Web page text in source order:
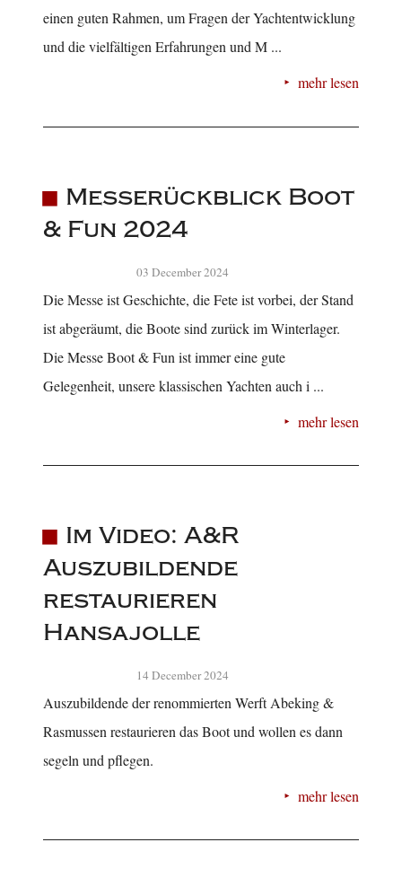
einen guten Rahmen, um Fragen der Yachtentwicklung
und die vielfältigen Erfahrungen und M ...
mehr lesen
Messerückblick Boot
& Fun 2024
03 December 2024
Die Messe ist Geschichte, die Fete ist vorbei, der Stand
ist abgeräumt, die Boote sind zurück im Winterlager.
Die Messe Boot & Fun ist immer eine gute
Gelegenheit, unsere klassischen Yachten auch i ...
mehr lesen
Im Video: A&R
Auszubildende
restaurieren
Hansajolle
14 December 2024
Auszubildende der renommierten Werft Abeking &
Rasmussen restaurieren das Boot und wollen es dann
segeln und pflegen.
mehr lesen